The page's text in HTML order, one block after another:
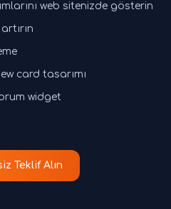
web sitenizde gösterin
card tasarımı
widget
Teklif Alın